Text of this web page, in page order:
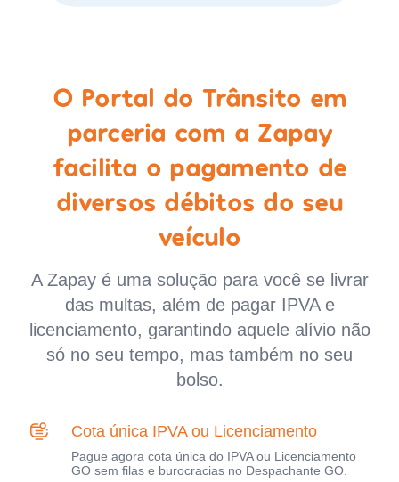
O Portal do Trânsito em
parceria com a Zapay
facilita o pagamento de
diversos débitos do seu
veículo
A Zapay é uma solução para você se livrar
das multas, além de pagar IPVA e
licenciamento, garantindo aquele alívio não
só no seu tempo, mas também no seu
bolso.
Cota única IPVA ou Licenciamento
Pague agora cota única do IPVA ou Licenciamento
GO sem filas e burocracias no Despachante GO.